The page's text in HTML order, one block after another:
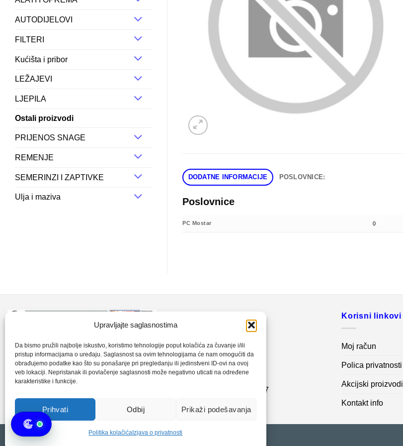
Upravljajte saglasnostima
Da bismo pružili najbolje iskustvo, koristimo tehnologije poput kolačića za čuvanje i/ili
pristup informacijama o uređaju. Saglasnost sa ovim tehnologijama će nam omogućiti da
obrađujemo podatke kao što su ponašanje pri pregledanju ili jedinstveni ID-ovi na ovoj
veb lokaciji. Nepristanak ili povlačenje saglasnosti može negativno uticati na određene
karakteristike i funkcije.
Prihvati Odbij Prikaži podešavanja
Politika kolačića Izjava o privatnosti
AUTODIJELOVI
FILTERI
Kućišta i pribor
LEŽAJEVI
LJEPILA
Ostali proizvodi
PRIJENOS SNAGE
REMENJE
SEMERINZI I ZAPTIVKE
Ulja i maziva
DODATNE INFORMACIJE POSLOVNICE:
Poslovnice
PC Mostar 0
CLK-Interpromet d.o.o. posluje u sastavu
grupe SKF distributera od 1996. godine,
gdje s ponosom mozemo reci da smo
najveci distributer SKF-a na podrucju
+387 35 720 560
clkm@bih.net.ba
+387 62 995 767
Korisni linkovi
Moj račun
Polica privatnosti
Akcijski proizvodi
Kontakt info
Copyright 2026 © CLK Interpromet